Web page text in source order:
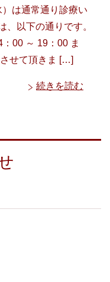
は通常通り診療い
、以下の通りです。
00 ～ 19：00 ま
せて頂きま […]
続きを読む